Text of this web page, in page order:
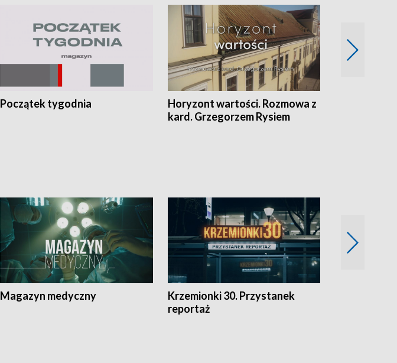
Początek tygodnia
Horyzont wartości. Rozmowa z
kard. Grzegorzem Rysiem
Magazyn medyczny
Krzemionki 30. Przystanek
reportaż